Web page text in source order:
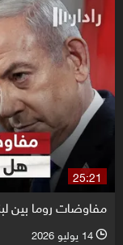
25:21
مفاوضات روما بين
l 14 يوليو 2026